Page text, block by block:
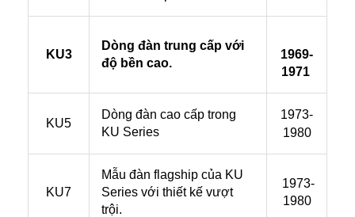
KU3
Dòng đàn trung cấp với
độ bền cao.
1969-
1971
KU5
Dòng đàn cao cấp trong
KU Series
1973-
1980
KU7
Mẫu đàn flagship của KU
Series với thiết kế vượt
trội.
1973-
1980